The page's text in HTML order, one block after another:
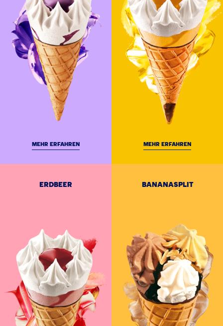
MEHR ERFAHREN MEHR ERFAHREN
ERDBEER BANANASPLIT